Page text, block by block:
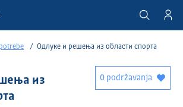
Одлуке и решења из области спорта
из
0 podržavanja